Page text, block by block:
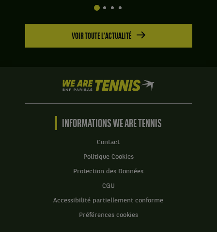
VOIR TOUTE L'ACTUALITÉ
We
are
Tennis
BNP
Accueil
INFORMATIONS WE ARE TENNIS
Contact
Politique Cookies
Protection des Données
CGU
Accessibilité partiellement conforme
Préférences cookies